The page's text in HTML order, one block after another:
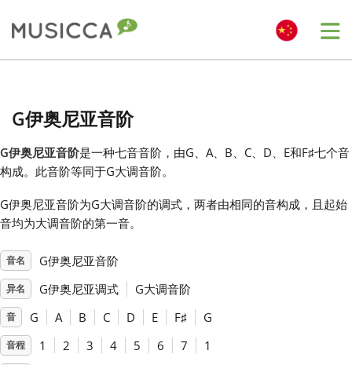
Български
Dansk
Deutsch
English
G伊奥尼亚音阶
G伊奥尼亚音阶是一种七音音阶，由G、A、B、C、D、E和F♯七个音
构成。此音阶等同于G大调音阶。
G伊奥尼亚音阶为G大调音阶的调式，两者由相同的音构成，且起始
音均为大调音阶的第一音。
音名 G伊奥尼亚音阶
异名 G伊奥尼亚调式 G大调音阶
音 G A B C D E F♯ G
音程 1 2 3 4 5 6 7 1